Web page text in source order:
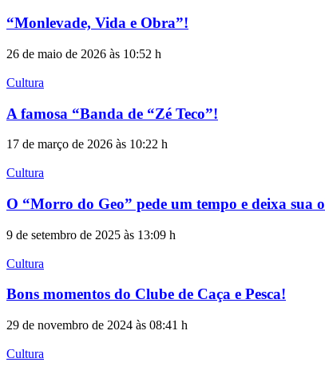
“Monlevade, Vida e Obra”!
26 de maio de 2026 às 10:52 h
Cultura
A famosa “Banda de “Zé Teco”!
17 de março de 2026 às 10:22 h
Cultura
O “Morro do Geo” pede um tempo e deixa sua
9 de setembro de 2025 às 13:09 h
Cultura
Bons momentos do Clube de Caça e Pesca!
29 de novembro de 2024 às 08:41 h
Cultura